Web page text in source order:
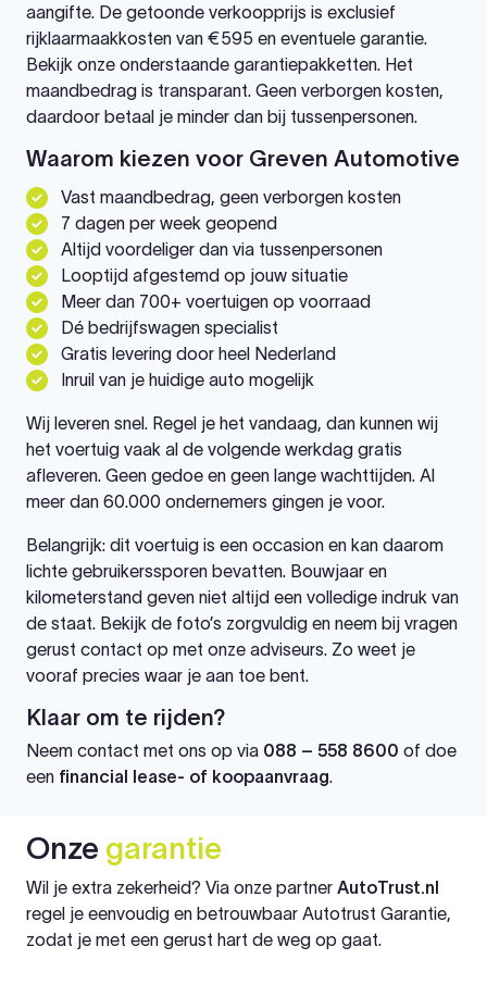
aangifte. De getoonde verkoopprijs is exclusief
rijklaarmaakkosten van €595 en eventuele garantie.
Bekijk onze onderstaande garantiepakketten. Het
maandbedrag is transparant. Geen verborgen kosten,
daardoor betaal je minder dan bij tussenpersonen.
Waarom kiezen voor Greven Automotive
Vast maandbedrag, geen verborgen kosten
7 dagen per week geopend
Altijd voordeliger dan via tussenpersonen
Looptijd afgestemd op jouw situatie
Meer dan 700+ voertuigen op voorraad
Dé bedrijfswagen specialist
Gratis levering door heel Nederland
Inruil van je huidige auto mogelijk
Wij leveren snel. Regel je het vandaag, dan kunnen wij
het voertuig vaak al de volgende werkdag gratis
afleveren. Geen gedoe en geen lange wachttijden. Al
meer dan 60.000 ondernemers gingen je voor.
Belangrijk: dit voertuig is een occasion en kan daarom
lichte gebruikerssporen bevatten. Bouwjaar en
kilometerstand geven niet altijd een volledige indruk van
de staat. Bekijk de foto’s zorgvuldig en neem bij vragen
gerust contact op met onze adviseurs. Zo weet je
vooraf precies waar je aan toe bent.
Klaar om te rijden?
Neem contact met ons op via 088 – 558 8600 of doe
een financial lease- of koopaanvraag.
Onze garantie
Wil je extra zekerheid? Via onze partner AutoTrust.nl
regel je eenvoudig en betrouwbaar Autotrust Garantie,
zodat je met een gerust hart de weg op gaat.